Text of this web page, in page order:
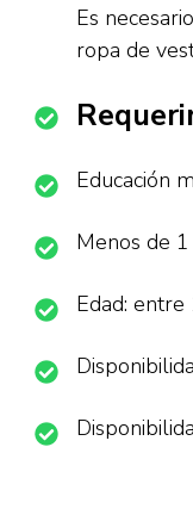
Es
ropa de
Educación
Menos de
Edad: